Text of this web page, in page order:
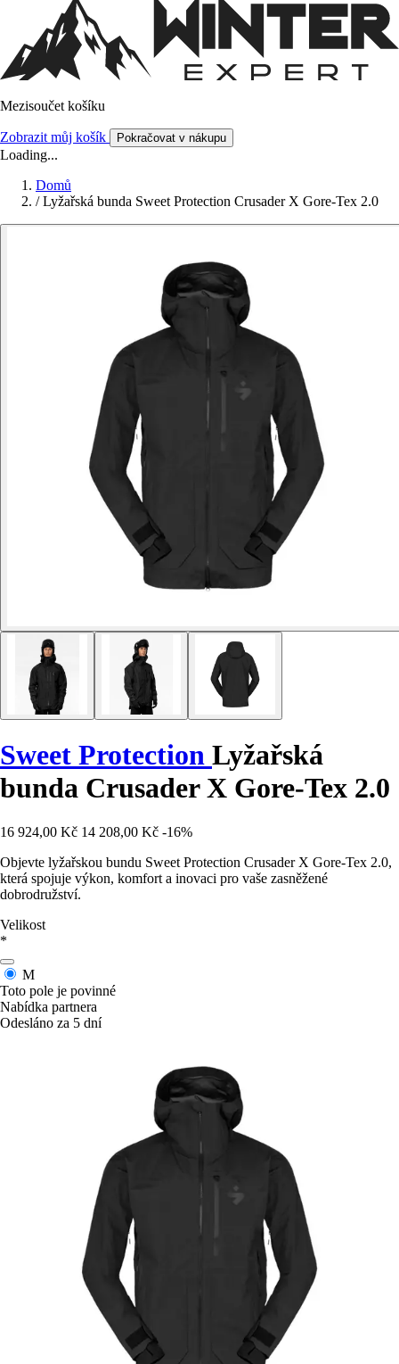
Mezisoučet košíku
Zobrazit můj košík Pokračovat v nákupu
Loading...
Domů
/ Lyžařská bunda Sweet Protection Crusader X Gore-Tex 2.0
Sweet Protection Lyžařská
bunda Crusader X Gore-Tex 2.0
16 924,00 Kč 14 208,00 Kč -16%
Objevte lyžařskou bundu Sweet Protection Crusader X Gore-Tex 2.0,
která spojuje výkon, komfort a inovaci pro vaše zasněžené
dobrodružství.
Velikost
*
M
Toto pole je povinné
Nabídka partnera
Odesláno za 5 dní